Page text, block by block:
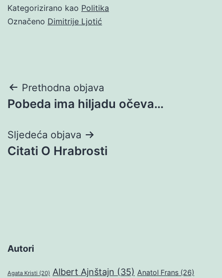
Kategorizirano kao Politika
Označeno Dimitrije Ljotić
Navigacija
objava
Prethodna objava
Pobeda ima hiljadu očeva…
Sljedeća objava
Citati O Hrabrosti
Autori
Agata Kristi (20) Albert Ajnštajn (35) Anatol Frans (26)